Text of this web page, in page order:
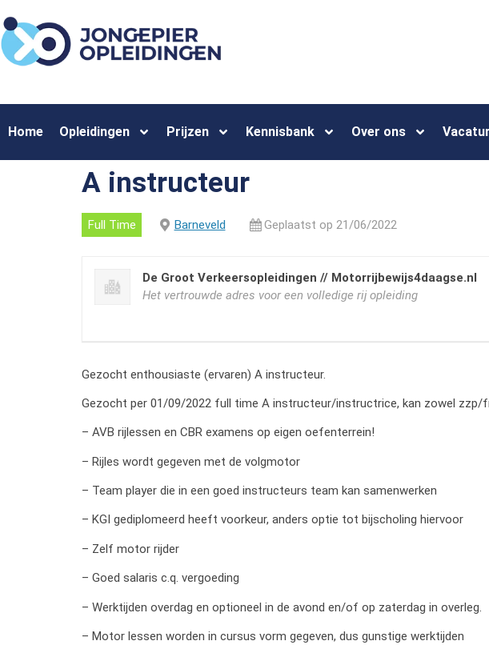
Home Opleidingen Prijzen Kennisbank Over ons
A instructeur
Full Time Barneveld Geplaatst op 21/06/2022
De Groot Verkeersopleidingen // Motorrijbewijs4daagse.nl
Het vertrouwde adres voor een volledige rij opleiding
Gezocht enthousiaste (ervaren) A instructeur.
Gezocht per 01/09/2022 full time A instructeur/instructrice, kan zowel zzp/
– AVB rijlessen en CBR examens op eigen oefenterrein!
– Rijles wordt gegeven met de volgmotor
– Team player die in een goed instructeurs team kan samenwerken
– KGI gediplomeerd heeft voorkeur, anders optie tot bijscholing hiervoor
– Zelf motor rijder
– Goed salaris c.q. vergoeding
– Werktijden overdag en optioneel in de avond en/of op zaterdag in overleg.
– Motor lessen worden in cursus vorm gegeven, dus gunstige werktijden